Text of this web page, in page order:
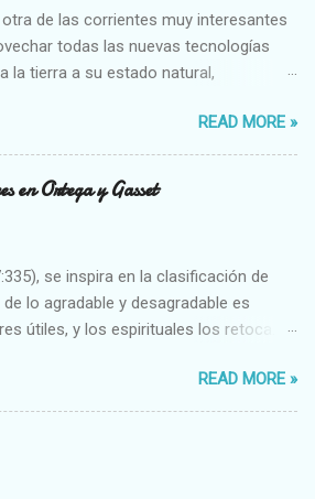
de las corrientes muy interesantes
todas las nuevas tecnologías
la tierra a su estado natural,
READ MORE »
en Ortega y Gasset
se inspira en la clasificación de
lo agradable y desagradable es
útiles, y los espirituales los retoca.
2 VITALES Sano-Enfermo Selecto-
Débil,etc. 3 ESPIRITUALES a)
Error Exacto-Aproximado
Morales Bueno-malo Bondadoso-
Relajado Leal-Desleal,etc.
READ MORE »